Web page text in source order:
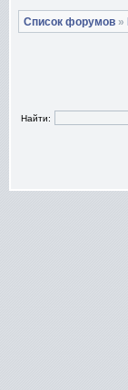
Список форумов »
Найти: